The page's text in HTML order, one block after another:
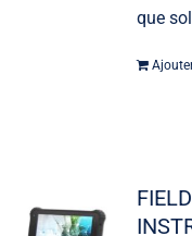
que